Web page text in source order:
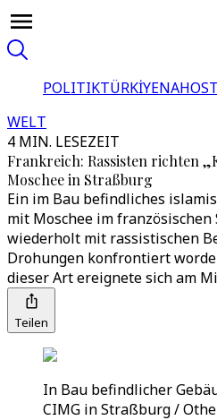
POLITIKTÜRKİYENAHOST
WELT
4 MIN. LESEZEIT
Frankreich: Rassisten richten
Moschee in Straßburg
Ein im Bau befindliches
mit Moschee im
wiederholt mit rassistischen
Drohungen konfrontiert
dieser Art ereignete sich am
Teilen
In Bau befindlicher
CIMG in Straßburg /